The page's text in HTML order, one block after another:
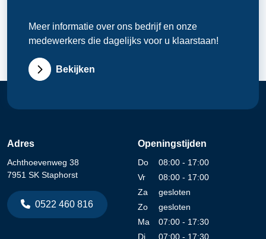
Meer informatie over ons bedrijf en onze
medewerkers die dagelijks voor u klaarstaan!
Bekijken
Adres
Achthoevenweg 38
7951 SK Staphorst
0522 460 816
Openingstijden
Do
08:00 - 17:00
Vr
08:00 - 17:00
Za
gesloten
Zo
gesloten
Ma
07:00 - 17:30
Di
07:00 - 17:30